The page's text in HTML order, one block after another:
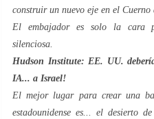
construir un nuevo eje en el Cuerno
El embajador es solo la cara
silenciosa.
Hudson Institute: EE. UU.
IA... a Israel!
El mejor lugar para crear una
estadounidense es... el desierto